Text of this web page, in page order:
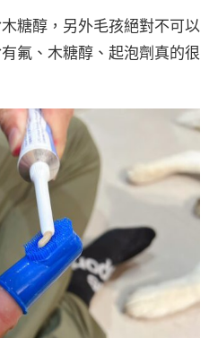
糖醇，另外毛孩絕對不可以
氟、木糖醇、起泡劑真的很